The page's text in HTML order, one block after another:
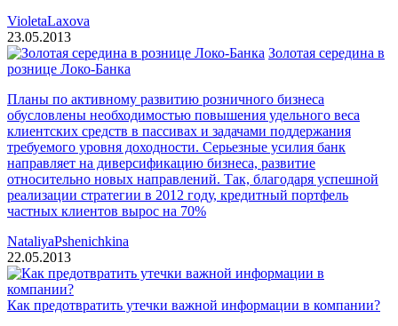
VioletaLaxova
23.05.2013
Золотая середина в
рознице Локо-Банка
Планы по активному развитию розничного бизнеса
обусловлены необходимостью повышения удельного веса
клиентских средств в пассивах и задачами поддержания
требуемого уровня доходности. Серьезные усилия банк
направляет на диверсификацию бизнеса, развитие
относительно новых направлений. Так, благодаря успешной
реализации стратегии в 2012 году, кредитный портфель
частных клиентов вырос на 70%
NataliyaPshenichkina
22.05.2013
Как предотвратить утечки важной информации в компании?